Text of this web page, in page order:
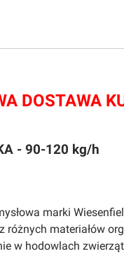
DOSTAWA
- 90-120 kg/h
marki
różnych materiałów
w hodowlach